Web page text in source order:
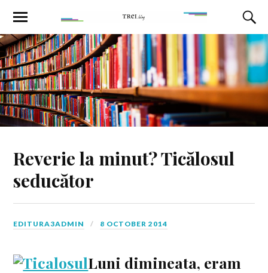
Reverie la minut? Ticălosul
seducător
EDITURA3ADMIN 8 OCTOBER 2014
Luni dimineata, eram